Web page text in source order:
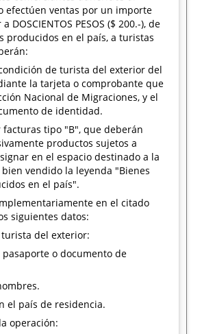
efectúen ventas por un importe
DOSCIENTOS PESOS ($ 200.-), de
producidos en el país, a turistas
de turista del exterior del
la tarjeta o comprobante que
Nacional de Migraciones, y el
de identidad.
facturas tipo "B", que deberán
productos sujetos a
en el espacio destinado a la
vendido la leyenda "Bienes
en el país".
en el citado
siguientes datos:
turista del exterior:
o documento de
el país de residencia.
operación: